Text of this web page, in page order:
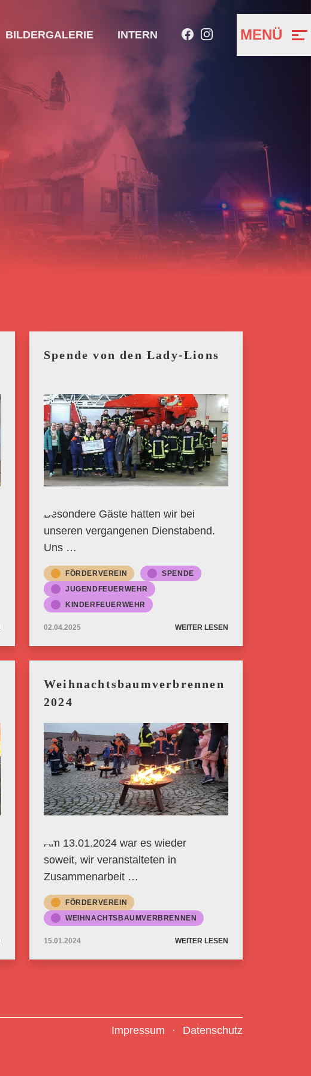
BILDERGALERIE INTERN MENÜ
Spende von den Lady-Lions
Besondere Gäste hatten wir bei
unseren vergangenen Dienstabend.
Uns …
FÖRDERVEREIN
SPENDE
JUGENDFEUERWEHR
KINDERFEUERWEHR
02.04.2025 WEITER LESEN
Weihnachtsbaumverbrennen
2024
Am 13.01.2024 war es wieder
soweit, wir veranstalteten in
Zusammenarbeit …
FÖRDERVEREIN
WEIHNACHTSBAUMVERBRENNEN
15.01.2024 WEITER LESEN
Impressum Datenschutz